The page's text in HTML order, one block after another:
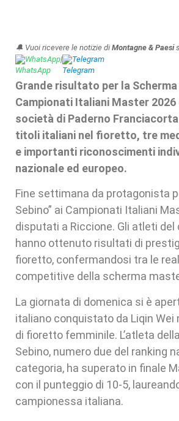
🔔 Vuoi ricevere le notizie di Montagne & Paesi
WhatsApp| Telegram
Grande risultato per la Scherma
Campionati Italiani Master 2026
società di Paderno
titoli italiani nel fioretto, tre
e importanti riconoscimenti
nazionale ed europeo.
Fine settimana da protagonista
Sebino” ai Campionati Italiani
disputati a Riccione. Gli atleti del
hanno ottenuto risultati di
fioretto, confermandosi tra le
competitive della scherma
La giornata di domenica si è
italiano conquistato da Liqin Wei
di fioretto femminile. L’atleta
Sebino, numero due del ranking
categoria, ha superato in finale
con il punteggio di 10-5,
campionessa italiana.